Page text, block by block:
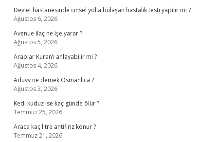
Devlet hastanesinde cinsel yolla bulaşan hastalık testi yapılır mı ?
Ağustos 6, 2026
Avenue ilaç ne işe yarar ?
Ağustos 5, 2026
Araplar Kuran’ı anlayabilir mi ?
Ağustos 4, 2026
Aduvv ne demek Osmanlıca ?
Ağustos 3, 2026
Kedi kuduz ise kaç günde ölür ?
Temmuz 25, 2026
Araca kaç litre antifiriz konur ?
Temmuz 21, 2026